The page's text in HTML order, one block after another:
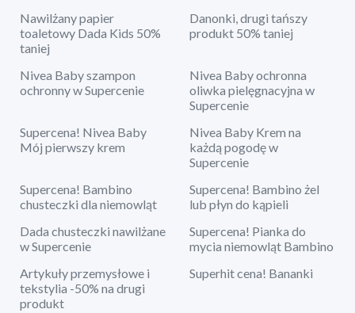
Nawilżany papier
toaletowy Dada Kids 50%
taniej
Danonki, drugi tańszy
produkt 50% taniej
Nivea Baby szampon
ochronny w Supercenie
Nivea Baby ochronna
oliwka pielęgnacyjna w
Supercenie
Supercena! Nivea Baby
Mój pierwszy krem
Nivea Baby Krem na
każdą pogodę w
Supercenie
Supercena! Bambino
chusteczki dla niemowląt
Supercena! Bambino żel
lub płyn do kąpieli
Dada chusteczki nawilżane
w Supercenie
Supercena! Pianka do
mycia niemowląt Bambino
Artykuły przemysłowe i
tekstylia -50% na drugi
produkt
Superhit cena! Bananki